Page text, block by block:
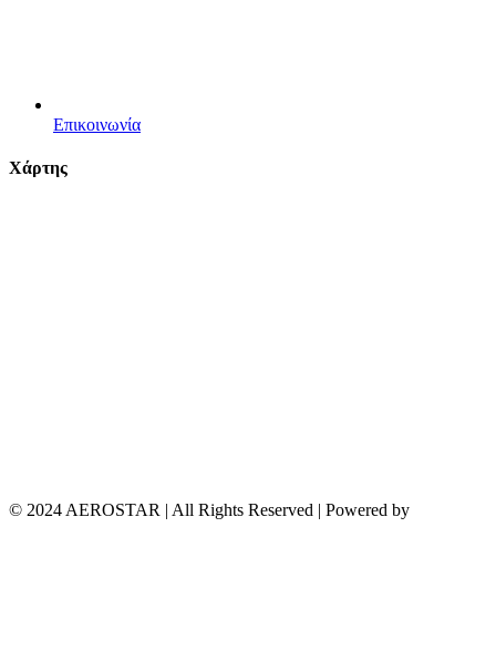
Επικοινωνία
Χάρτης
© 2024 AEROSTAR | All Rights Reserved | Powered by